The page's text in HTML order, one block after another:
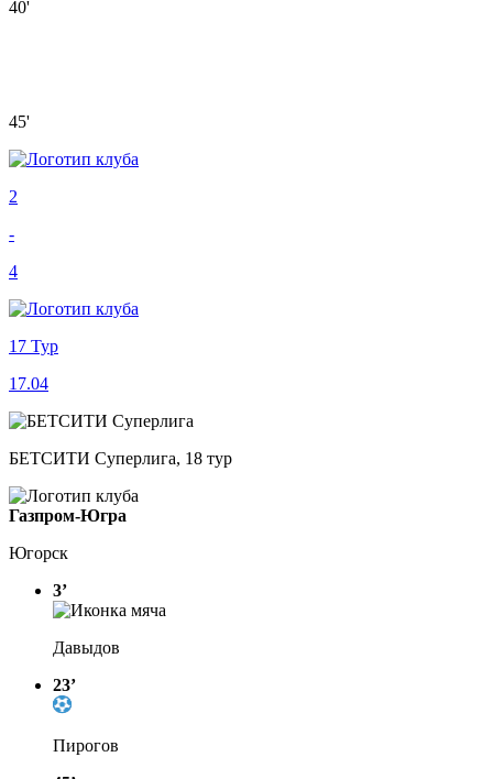
40'
45'
2
-
4
17 Тур
17.04
БЕТСИТИ Суперлига, 18 тур
Газпром-Югра
Югорск
3’
Давыдов
23’
Пирогов